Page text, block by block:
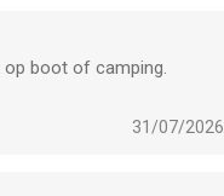
op boot of camping.
31/07/2026